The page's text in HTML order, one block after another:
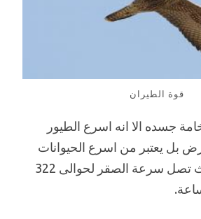
قوة الطيران
جسده الا انه اسرع الطيور
بل يعتبر من اسرع الحيوانات
بشكل عام حيث تصل سرعة الصقر لحوالى 322